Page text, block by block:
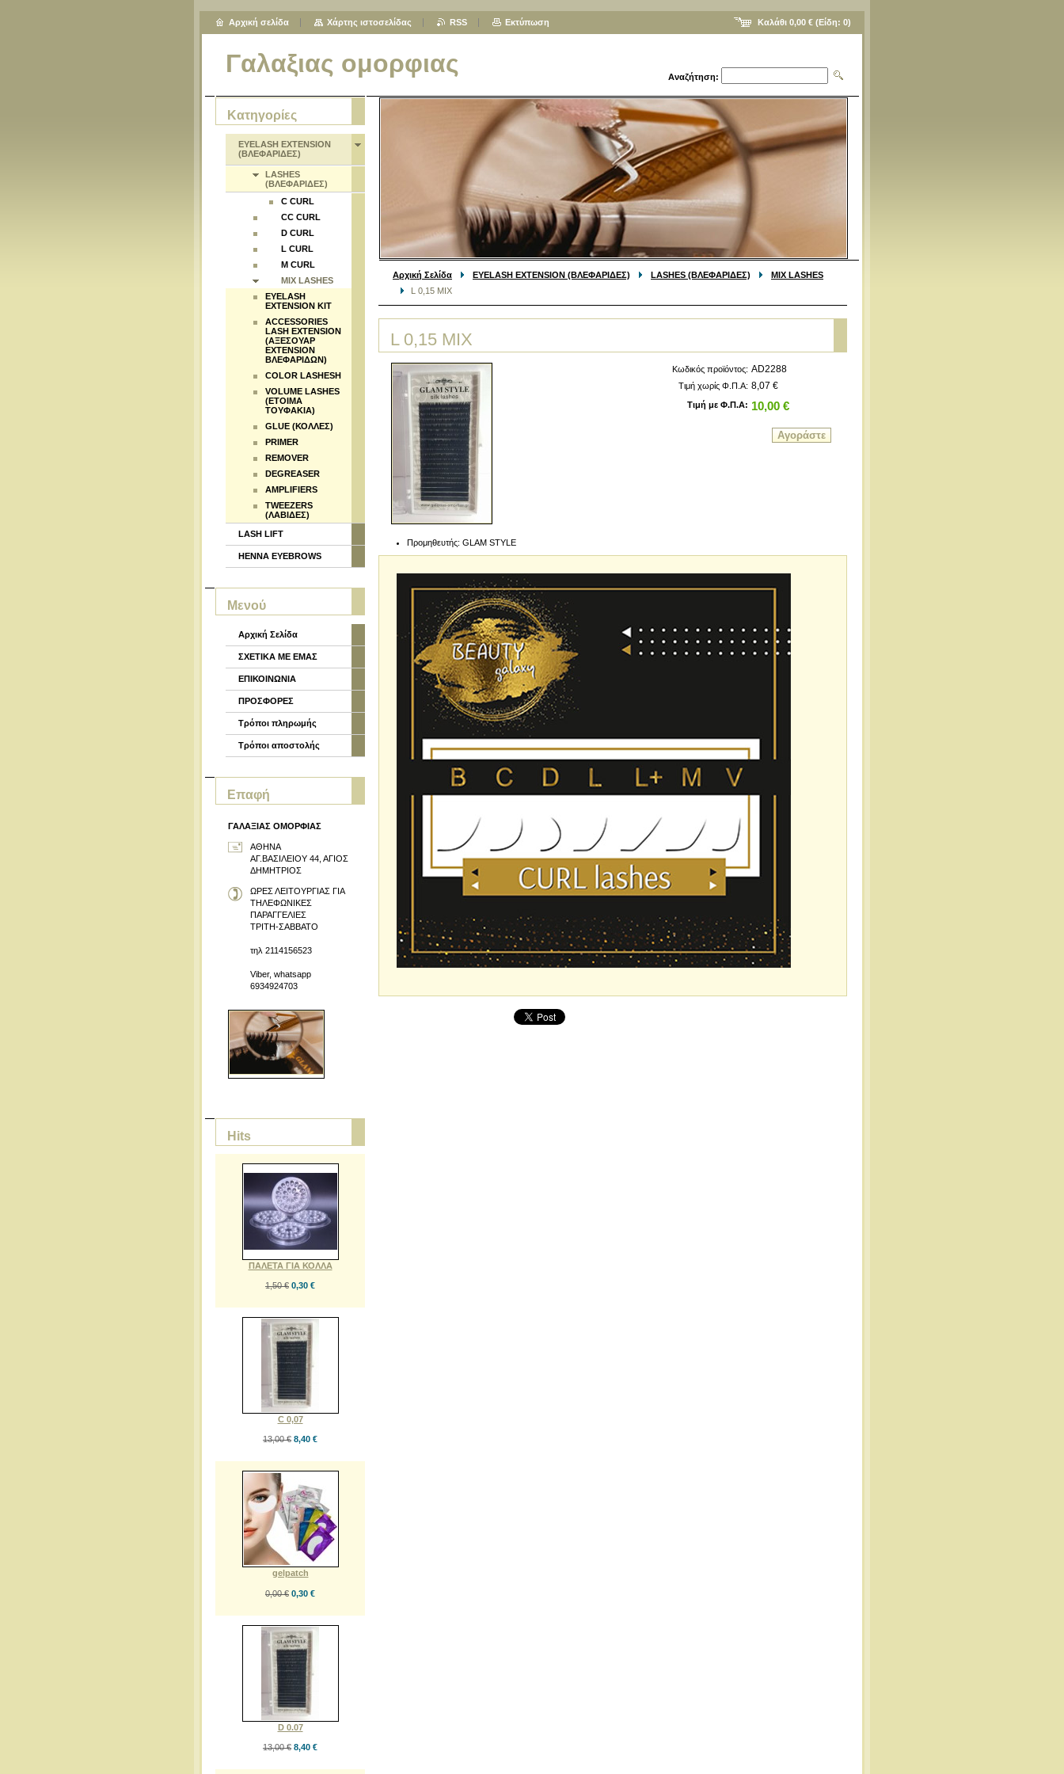
Γαλαξιας ομορφιας Αναζήτηση:
Αρχική Σελίδα EYELASH EXTENSION (ΒΛΕΦΑΡΙΔΕΣ) LASHES (ΒΛΕΦΑΡΙΔΕΣ)
MIX LASHES
L 0,15 MIX
L 0,15 MIX
Προμηθευτής: GLAM STYLE
Κωδικός προϊόντος: AD2288
Τιμή χωρίς Φ.Π.Α: 8,07 €
Τιμή με Φ.Π.Α: 10,00 €
Κατηγορίες
EYELASH EXTENSION
(ΒΛΕΦΑΡΙΔΕΣ)
LASHES
(ΒΛΕΦΑΡΙΔΕΣ)
C CURL
CC CURL
D CURL
L CURL
M CURL
MIX LASHES
EYELASH
EXTENSION KIT
ACCESSORIES
LASH EXTENSION
(ΑΞΕΣΟΥΑΡ
EXTENSION
ΒΛΕΦΑΡΙΔΩΝ)
COLOR LASHESH
VOLUME LASHES
(ΕΤΟΙΜΑ
ΤΟΥΦΑΚΙΑ)
GLUE (ΚΟΛΛΕΣ)
PRIMER
REMOVER
DEGREASER
AMPLIFIERS
TWEEZERS
(ΛΑΒΙΔΕΣ)
LASH LIFT
HENNA EYEBROWS
Μενού
Αρχική Σελίδα
ΣΧΕΤΙΚΑ ΜΕ ΕΜΑΣ
ΕΠΙΚΟΙΝΩΝΙΑ
ΠΡΟΣΦΟΡΕΣ
Τρόποι πληρωμής
Τρόποι αποστολής
Επαφή
ΓΑΛΑΞΙΑΣ ΟΜΟΡΦΙΑΣ
ΑΘΗΝΑ
ΑΓ.ΒΑΣΙΛΕΙΟΥ 44, ΑΓΙΟΣ
ΔΗΜΗΤΡΙΟΣ
ΩΡΕΣ ΛΕΙΤΟΥΡΓΙΑΣ ΓΙΑ
ΤΗΛΕΦΩΝΙΚΕΣ
ΠΑΡΑΓΓΕΛΙΕΣ
ΤΡΙΤΗ-ΣΑΒΒΑΤΟ
τηλ 2114156523
Viber, whatsapp
6934924703
Hits
ΠΑΛΕΤΑ ΓΙΑ ΚΟΛΛΑ
1,50 € 0,30 €
C 0,07
13,00 € 8,40 €
gelpatch
0,00 € 0,30 €
D 0.07
13,00 € 8,40 €
Καλάθι 0,00 € (Είδη: 0)
Αρχική σελίδα Χάρτης ιστοσελίδας RSS Εκτύπωση